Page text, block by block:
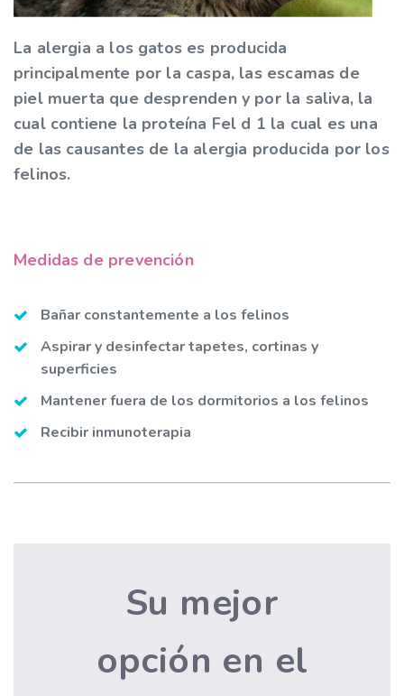
La alergia a los gatos es producida
principalmente por la caspa, las escamas de
piel muerta que desprenden y por la saliva, la
cual contiene la proteína Fel d 1 la cual es una
de las causantes de la alergia producida por los
felinos.
Medidas de prevención
Bañar constantemente a los felinos
Aspirar y desinfectar tapetes‚ cortinas y
superficies
Mantener fuera de los dormitorios a los felinos
Recibir inmunoterapia
Su mejor
opción en el